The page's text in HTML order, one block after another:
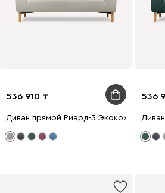
536 910
Диван прямой Риард-3 Экокожа
536